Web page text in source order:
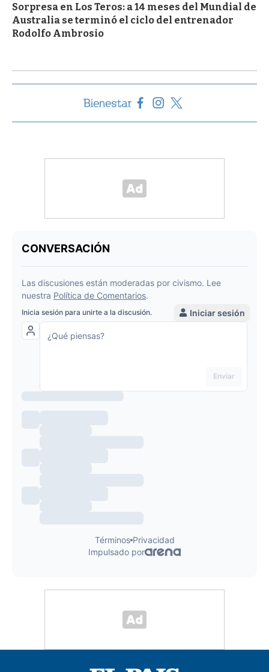
Sorpresa en Los Teros: a 14 meses del Mundial de
Australia se terminó el ciclo del entrenador
Rodolfo Ambrosio